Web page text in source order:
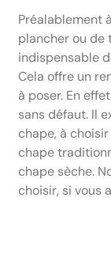
Préalablement
plancher ou de
indispensable
Cela offre un
à poser. En
sans défaut. Il
chape, à
chape
chape sèche.
choisir, si vous